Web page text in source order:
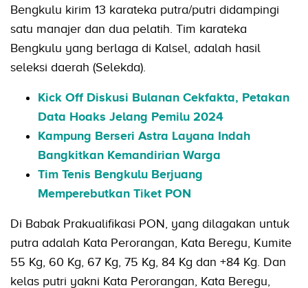
Bengkulu kirim 13 karateka putra/putri didampingi
satu manajer dan dua pelatih. Tim karateka
Bengkulu yang berlaga di Kalsel, adalah hasil
seleksi daerah (Selekda).
Kick Off Diskusi Bulanan Cekfakta, Petakan
Data Hoaks Jelang Pemilu 2024
Kampung Berseri Astra Layana Indah
Bangkitkan Kemandirian Warga
Tim Tenis Bengkulu Berjuang
Memperebutkan Tiket PON
Di Babak Prakualifikasi PON, yang dilagakan untuk
putra adalah Kata Perorangan, Kata Beregu, Kumite
55 Kg, 60 Kg, 67 Kg, 75 Kg, 84 Kg dan +84 Kg. Dan
kelas putri yakni Kata Perorangan, Kata Beregu,